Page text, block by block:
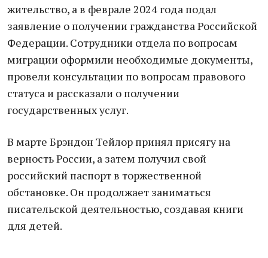
жительство, а в феврале 2024 года подал
заявление о получении гражданства Российской
Федерации. Сотрудники отдела по вопросам
миграции оформили необходимые документы,
провели консультации по вопросам правового
статуса и рассказали о получении
государственных услуг.
В марте Брэндон Тейлор принял присягу на
верность России, а затем получил свой
российский паспорт в торжественной
обстановке. Он продолжает заниматься
писательской деятельностью, создавая книги
для детей.